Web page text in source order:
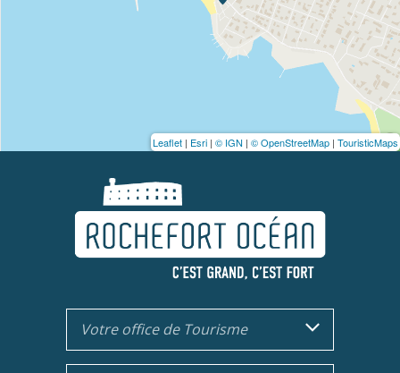
Leaflet | Esri | © IGN | © OpenStreetMap | TouristicMaps
Votre office de Tourisme